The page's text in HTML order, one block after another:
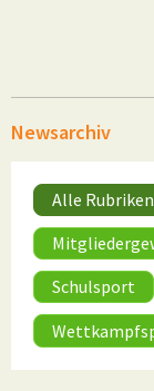
Newsarchiv
Alle Rubriken
Schulsport